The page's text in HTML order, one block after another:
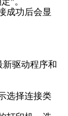
成功后会显
驱动程序和
选择连接类